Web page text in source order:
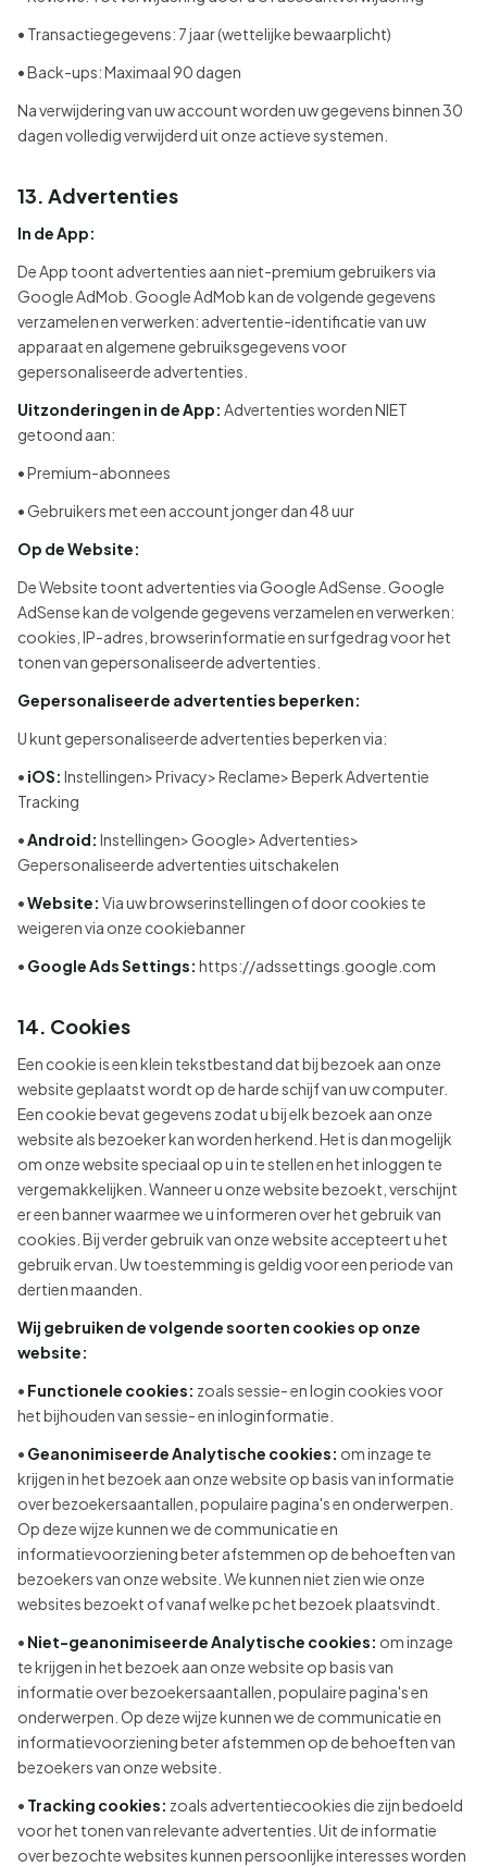
• Transactiegegevens: 7 jaar (wettelijke bewaarplicht)
• Back-ups: Maximaal 90 dagen
Na verwijdering van uw account worden uw gegevens binnen 30
dagen volledig verwijderd uit onze actieve systemen.
13. Advertenties
In de App:
De App toont advertenties aan niet-premium gebruikers via
Google AdMob. Google AdMob kan de volgende gegevens
verzamelen en verwerken: advertentie-identificatie van uw
apparaat en algemene gebruiksgegevens voor
gepersonaliseerde advertenties.
Uitzonderingen in de App: Advertenties worden NIET
getoond aan:
• Premium-abonnees
• Gebruikers met een account jonger dan 48 uur
Op de Website:
De Website toont advertenties via Google AdSense. Google
AdSense kan de volgende gegevens verzamelen en verwerken:
cookies, IP-adres, browserinformatie en surfgedrag voor het
tonen van gepersonaliseerde advertenties.
Gepersonaliseerde advertenties beperken:
U kunt gepersonaliseerde advertenties beperken via:
• iOS: Instellingen> Privacy> Reclame> Beperk Advertentie
Tracking
•Android: Instellingen> Google> Advertenties>
Gepersonaliseerde advertenties uitschakelen
•Website: Via uw browserinstellingen of door cookies te
weigeren via onze cookiebanner
• Google Ads Settings: https://adssettings.google.com
14. Cookies
Een cookie is een klein tekstbestand dat bij bezoek aan onze
website geplaatst wordt op de harde schijf van uw computer.
Een cookie bevat gegevens zodat u bij elk bezoek aan onze
website als bezoeker kan worden herkend. Het is dan mogelijk
om onze website speciaal op u in te stellen en het inloggen te
vergemakkelijken. Wanneer u onze website bezoekt, verschijnt
er een banner waarmee we u informeren over het gebruik van
cookies. Bij verder gebruik van onze website accepteert u het
gebruik ervan. Uw toestemming is geldig voor een periode van
dertien maanden.
Wij gebruiken de volgende soorten cookies op onze
website:
• Functionele cookies: zoals sessie- en login cookies voor
het bijhouden van sessie- en inloginformatie.
• Geanonimiseerde Analytische cookies: om inzage te
krijgen in het bezoek aan onze website op basis van informatie
over bezoekersaantallen, populaire pagina's en onderwerpen.
Op deze wijze kunnen we de communicatie en
informatievoorziening beter afstemmen op de behoeften van
bezoekers van onze website. We kunnen niet zien wie onze
websites bezoekt of vanaf welke pc het bezoek plaatsvindt.
• Niet-geanonimiseerde Analytische cookies: om inzage
te krijgen in het bezoek aan onze website op basis van
informatie over bezoekersaantallen, populaire pagina's en
onderwerpen. Op deze wijze kunnen we de communicatie en
informatievoorziening beter afstemmen op de behoeften van
bezoekers van onze website.
• Tracking cookies: zoals advertentiecookies die zijn bedoeld
voor het tonen van relevante advertenties. Uit de informatie
over bezochte websites kunnen persoonlijke interesses worden